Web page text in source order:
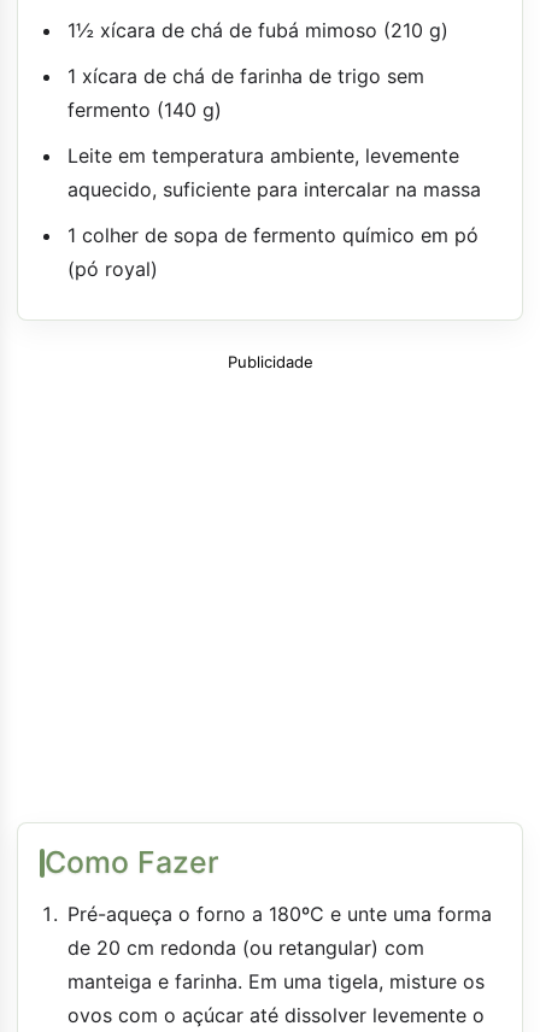
1½ xícara de chá de fubá mimoso (210 g)
1 xícara de chá de farinha de trigo sem
fermento (140 g)
Leite em temperatura ambiente, levemente
aquecido, suficiente para intercalar na massa
1 colher de sopa de fermento químico em pó
(pó royal)
Publicidade
Como Fazer
Pré-aqueça o forno a 180ºC e unte uma forma
de 20 cm redonda (ou retangular) com
manteiga e farinha. Em uma tigela, misture os
ovos com o açúcar até dissolver levemente o